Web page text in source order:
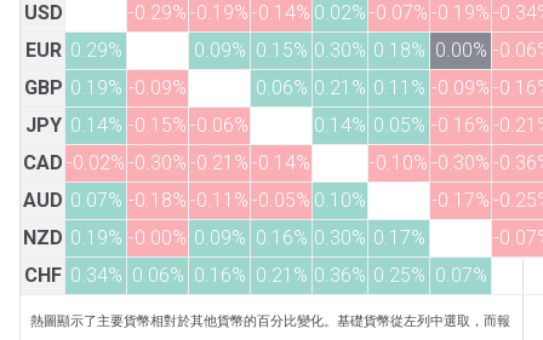
USD
-0.29% -0.19% -0.14% 0.02% -0.07% -0.19% -
EUR 0.29% 0.09% 0.15% 0.30% 0.18% 0.00% -
GBP 0.19% -0.09% 0.06% 0.21% 0.11% -0.09% -
JPY 0.14% -0.15% -0.06% 0.14% 0.05% -0.16% -
CAD -0.02% -0.30% -0.21% -0.14% -0.10% -0.30% -
AUD 0.07% -0.18% -0.11% -0.05% 0.10% -0.17% -
NZD 0.19% -0.00% 0.09% 0.16% 0.30% 0.17%
-
CHF 0.34% 0.06% 0.16% 0.21% 0.36% 0.25% 0.07%
熱圖顯示了主要貨幣相對於其他貨幣的百分比變化。基礎貨幣從左列中選取，而報